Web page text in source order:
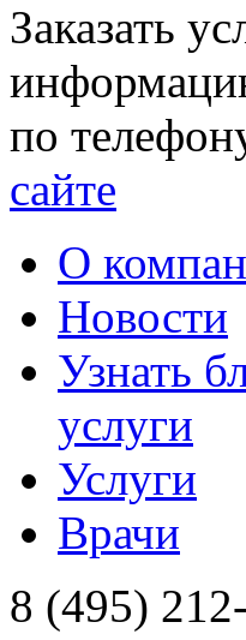
Заказать
по
сайте
О
Новости
Узнать
услуги
Услуги
Врачи
8 (495)